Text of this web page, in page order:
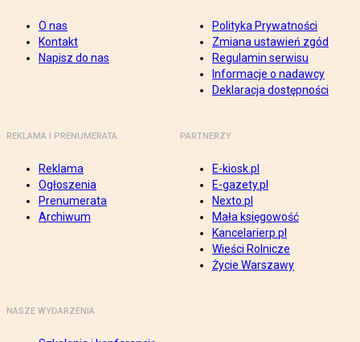
O nas
Kontakt
Napisz do nas
Polityka Prywatności
Zmiana ustawień zgód
Regulamin serwisu
Informacje o nadawcy
Deklaracja dostępności
REKLAMA I PRENUMERATA
Reklama
Ogłoszenia
Prenumerata
Archiwum
PARTNERZY
E-kiosk.pl
E-gazety.pl
Nexto.pl
Mała księgowość
Kancelarierp.pl
Wieści Rolnicze
Życie Warszawy
NASZE WYDARZENIA